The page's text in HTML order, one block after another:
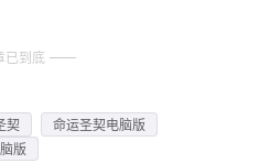
已到底
契
命运圣契电脑版
版